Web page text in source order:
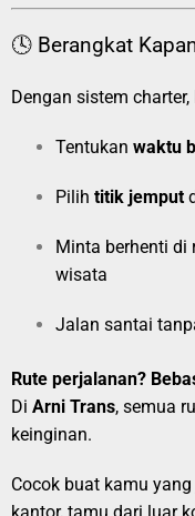
🕓 Berangkat
Dengan sistem
Tentukan waktu
Pilih titik jemput
Minta berhenti di
wisata
Jalan santai
Rute perjalanan?
Di Arni Trans, semua
keinginan.
Cocok buat kamu